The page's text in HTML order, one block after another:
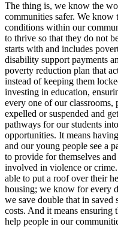
The thing is, we know the
communities safer. We
conditions within our
to thrive so that they do not
starts with and includes
disability support payments
poverty reduction plan that
instead of keeping them
investing in education,
every one of our classrooms,
expelled or suspended and
pathways for our students
opportunities. It means
and our young people see a
to provide for themselves
involved in violence or
able to put a roof over their
housing; we know for every
we save double that in saved
costs. And it means ensuring
help people in our